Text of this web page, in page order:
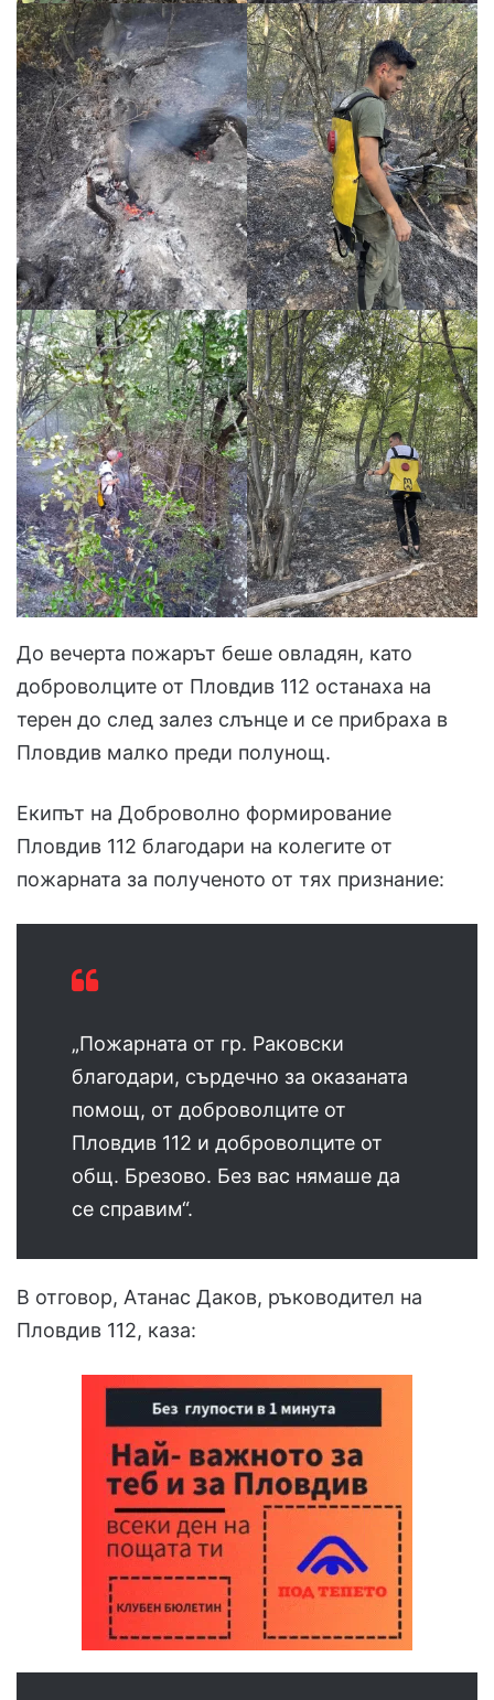
До вечерта пожарът беше овладян, като
доброволците от Пловдив 112 останаха на
терен до след залез слънце и се прибраха в
Пловдив малко преди полунощ.
Екипът на Доброволно формирование
Пловдив 112 благодари на колегите от
пожарната за полученото от тях признание:
„Пожарната от гр. Раковски
благодари, сърдечно за оказаната
помощ, от доброволците от
Пловдив 112 и доброволците от
общ. Брезово. Без вас нямаше да
се справим“.
В отговор, Атанас Даков, ръководител на
Пловдив 112, каза: